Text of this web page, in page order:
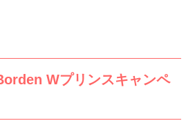
Wプリンスキャンペ